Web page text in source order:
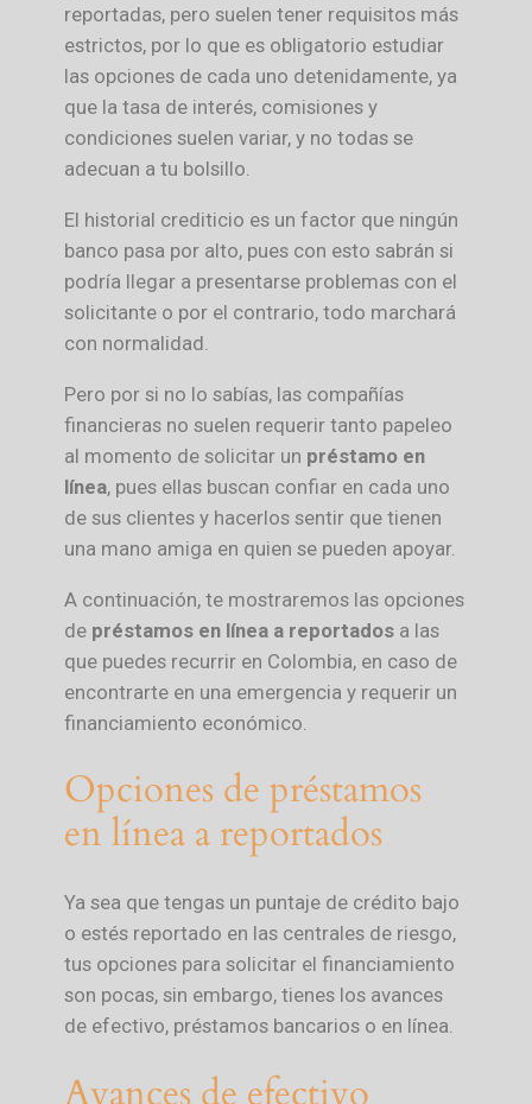
reportadas, pero suelen tener requisitos más
estrictos, por lo que es obligatorio estudiar
las opciones de cada uno detenidamente, ya
que la tasa de interés, comisiones y
condiciones suelen variar, y no todas se
adecuan a tu bolsillo.
El historial crediticio es un factor que ningún
banco pasa por alto, pues con esto sabrán si
podría llegar a presentarse problemas con el
solicitante o por el contrario, todo marchará
con normalidad.
Pero por si no lo sabías, las compañías
financieras no suelen requerir tanto papeleo
al momento de solicitar un préstamo en
línea, pues ellas buscan confiar en cada uno
de sus clientes y hacerlos sentir que tienen
una mano amiga en quien se pueden apoyar.
A continuación, te mostraremos las opciones
de préstamos en línea a reportadosa las
que puedes recurrir en Colombia, en caso de
encontrarte en una emergencia y requerir un
financiamiento económico.
Opciones de préstamos
en línea a reportados
Ya sea que tengas un puntaje de crédito bajo
o estés reportado en las centrales de riesgo,
tus opciones para solicitar el financiamiento
son pocas, sin embargo, tienes los avances
de efectivo, préstamos bancarios o en línea.
Avances de efectivo